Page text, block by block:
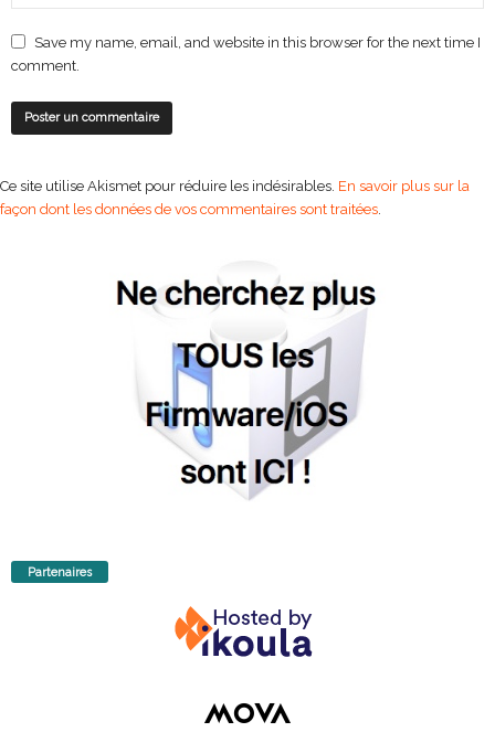
Save my name, email, and website in this browser for the next time I
comment.
Ce site utilise Akismet pour réduire les indésirables. En savoir plus sur la
façon dont les données de vos commentaires sont traitées
Partenaires